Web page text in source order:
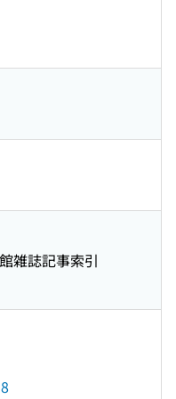
雑誌記事索引